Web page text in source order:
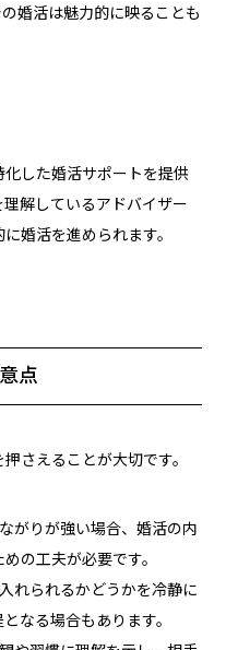
婚活は魅力的に映ることも
した婚活サポートを提供
解しているアドバイザー
婚活を進められます。
点
さえることが大切です。
がりが強い場合、婚活の内
の工夫が必要です。
れられるかどうかを冷静に
なる場合もあります。